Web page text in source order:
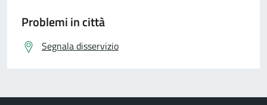
Problemi in città
Segnala disservizio